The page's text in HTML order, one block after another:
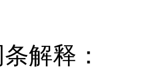
解释：